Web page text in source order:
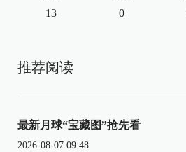
13 0
推荐阅读
最新月球“宝藏图”抢先看
2026-08-07 09:48